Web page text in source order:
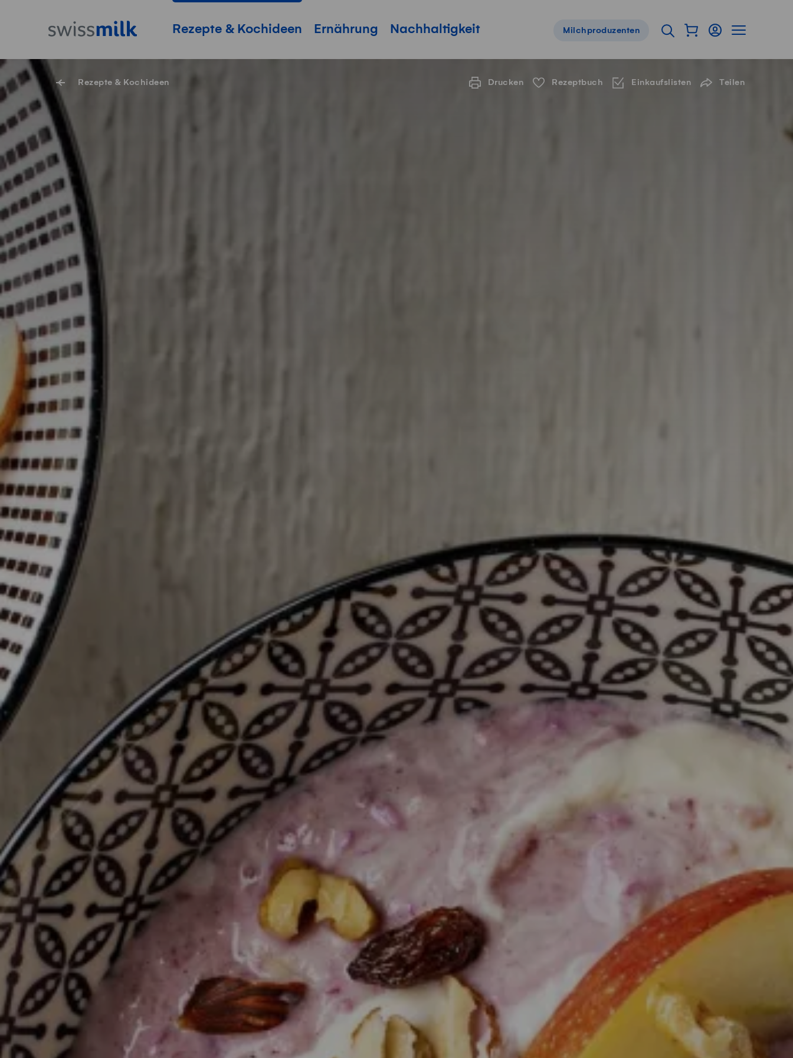
StartseiteHauptnavigation
Rezepte & Kochideen Ernährung Nachhaltigkeit
Servicenavigation
Milchproduzenten Suche öffnen
Warenkorb als
Login
Rezepte & Kochideen Drucken Rezeptbuch Einkaufslisten Teilen